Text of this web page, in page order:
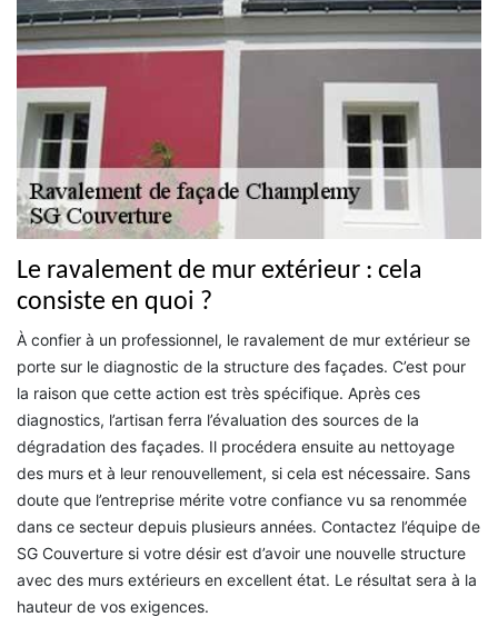
Le ravalement de mur extérieur : cela
consiste en quoi ?
À confier à un professionnel, le ravalement de mur extérieur se
porte sur le diagnostic de la structure des façades. C’est pour
la raison que cette action est très spécifique. Après ces
diagnostics, l’artisan ferra l’évaluation des sources de la
dégradation des façades. Il procédera ensuite au nettoyage
des murs et à leur renouvellement, si cela est nécessaire. Sans
doute que l’entreprise mérite votre confiance vu sa renommée
dans ce secteur depuis plusieurs années. Contactez l’équipe de
SG Couverture si votre désir est d’avoir une nouvelle structure
avec des murs extérieurs en excellent état. Le résultat sera à la
hauteur de vos exigences.